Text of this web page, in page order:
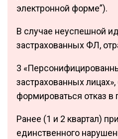
электронной форме”).
В случае неуспешной
застрахованных ФЛ,
3
застрахованных
формироваться отказ в
Ранее (1 и 2 квартал)
единственного